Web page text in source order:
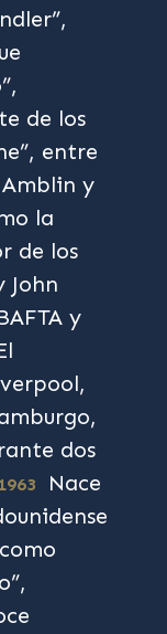
de los
entre
y
la
de los
John
y
dos
1963
Nace